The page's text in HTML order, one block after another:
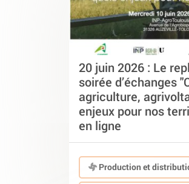
20 juin 2026 : Le
soirée d’échanges
agriculture,
enjeux pour nos
en ligne
Production et